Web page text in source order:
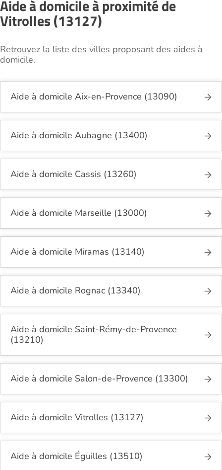
Aide à domicile à proximité de
Vitrolles (13127)
Retrouvez la liste des villes proposant des aides à
domicile.
Aide à domicile Aix-en-Provence (13090)
Aide à domicile Aubagne (13400)
Aide à domicile Cassis (13260)
Aide à domicile Marseille (13000)
Aide à domicile Miramas (13140)
Aide à domicile Rognac (13340)
Aide à domicile Saint-Rémy-de-Provence
(13210)
Aide à domicile Salon-de-Provence (13300)
Aide à domicile Vitrolles (13127)
Aide à domicile Éguilles (13510)